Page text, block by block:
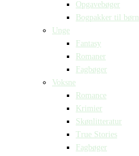
Opgavebøger
Bogpakker til børn
Unge
Fantasy
Romaner
Fagbøger
Voksne
Romance
Krimier
Skønlitteratur
True Stories
Fagbøger